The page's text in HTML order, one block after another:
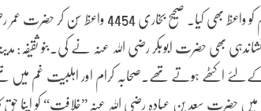
صحیح بخاری 1241, 1242 عوام کو واعظ
بھی حضرت ابوبکر رضی اللہ عنہ نے کی۔بنو ثقیفہ:
اکٹھے ہوتے تھے۔صحابہ کرام اور اہلبیت غم میں
ثقیفہ میں حضرت سعد بن عبادہ رضی اللہ عنہ ”خلافت“ کو